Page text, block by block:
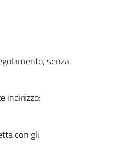
senza
indirizzo:
con gli